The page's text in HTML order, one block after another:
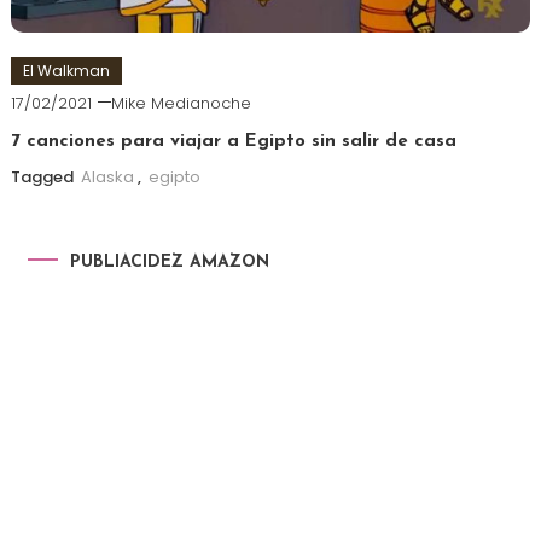
El Walkman
17/02/2021 Mike Medianoche
7 canciones para viajar a Egipto sin salir de casa
Tagged Alaska , egipto
PUBLIACIDEZ AMAZON